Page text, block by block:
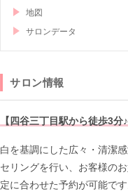
地図
サロンデータ
サロン情報
【四谷三丁目駅から徒歩3
白を基調にした広々・清潔
セリングを行い、お客様の
定に合わせた予約が可能です